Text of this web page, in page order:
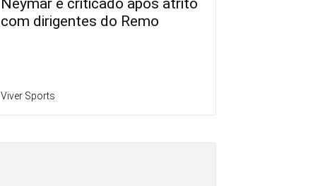
Neymar é criticado após atrito
com dirigentes do Remo
Viver Sports